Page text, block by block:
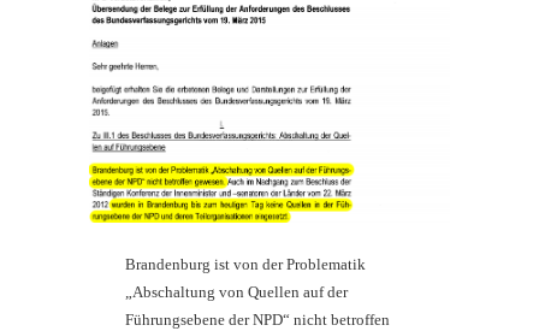
Brandenburg ist von der Problematik
„Abschaltung von Quellen auf der
Führungsebene der NPD“ nicht betroffen